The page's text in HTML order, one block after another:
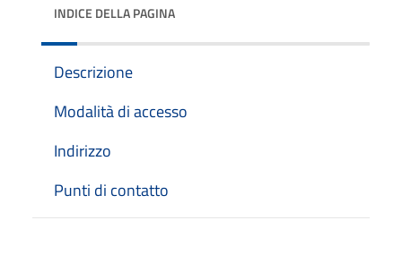
INDICE DELLA PAGINA
Descrizione
Modalità di accesso
Indirizzo
Punti di contatto